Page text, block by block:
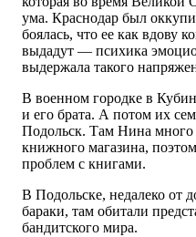
ума. Краснодар был
боялась, что ее как вдову
выдадут — психика
выдержала такого
В военном городке в
и его брата. А потом их
Подольск. Там Нина много
книжного магазина,
проблем с книгами.
В Подольске, недалеко от
бараки, там обитали
бандитского мира.